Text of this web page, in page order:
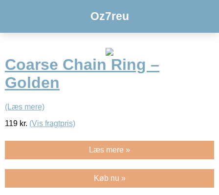
Oz7reu
Coarse Chain Ring –
Golden
(Læs mere)
119 kr. (Vis fragtpris)
Læs mere »
Køb nu »